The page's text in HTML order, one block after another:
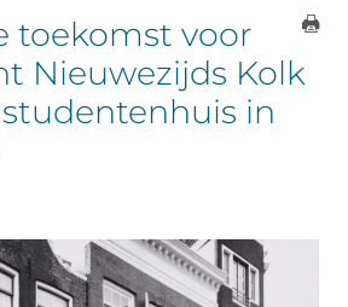
toekomst voor
Nieuwezijds Kolk
studentenhuis in